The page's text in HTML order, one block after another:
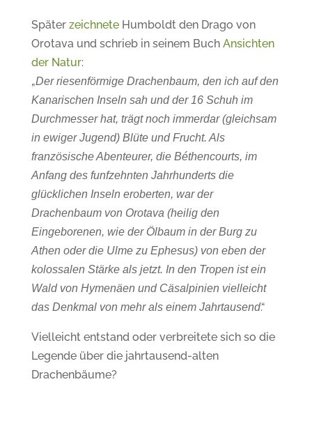
Später zeichneteHumboldt den Drago von
Orotava und schrieb in seinem Buch Ansichten
der Natur:
„Der riesenförmige Drachenbaum, den ich auf den
Kanarischen Inseln sah und der 16 Schuh im
Durchmesser hat, trägt noch immerdar (gleichsam
in ewiger Jugend) Blüte und Frucht. Als
französische Abenteurer, die Béthencourts, im
Anfang des funfzehnten Jahrhunderts die
glücklichen Inseln eroberten, war der
Drachenbaum von Orotava (heilig den
Eingeborenen, wie der Ölbaum in der Burg zu
Athen oder die Ulme zu Ephesus) von eben der
kolossalen Stärke als jetzt. In den Tropen ist ein
Wald von Hymenäen und Cäsalpinien vielleicht
das Denkmal von mehr als einem Jahrtausend.“
Vielleicht entstand oder verbreitete sich so die
Legende über die jahrtausend-alten
Drachenbäume?